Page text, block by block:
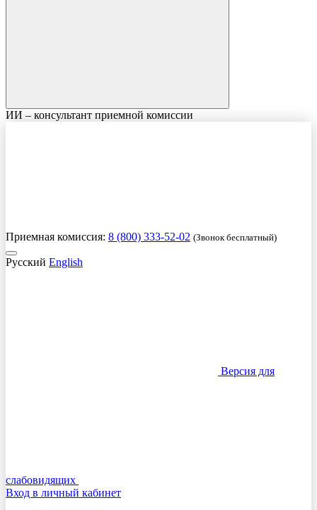
ИИ – консультант приемной комиссии
Приемная комиссия: 8 (800) 333-52-02 (Звонок бесплатный)
Русский English
Версия для
слабовидящих
Вход в личный кабинет